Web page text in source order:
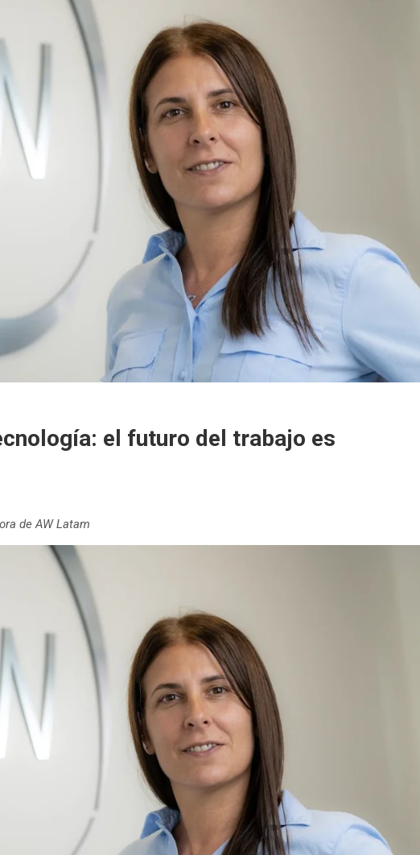
el futuro del trabajo es
de AW Latam